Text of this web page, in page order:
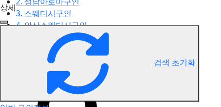
3. 스웨디시구인
4. 안산스웨디시구인
5. 아로마구인
미추홀 마사지 구인정보
상세
검색 초기화